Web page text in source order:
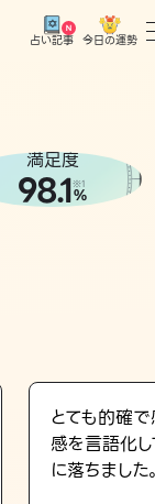
占い記事 今日の運勢
満足度
98.1※1
%
とても的確
感を言語化
に落ちました